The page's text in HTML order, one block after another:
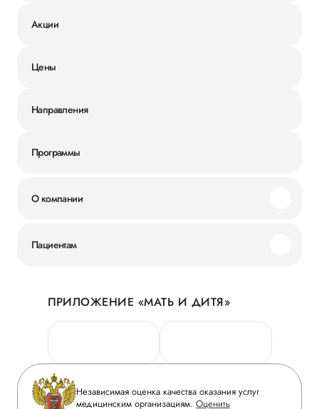
Акции
Цены
Направления
Программы
О компании
Новости
Руководство
Сотрудничество
Инвесторам
Журнал «Мать и дитя»
Пациентам
Личный кабинет
Персональные данные
Горячая линия качества
Вопрос-ответ
Приложение пациента
ПРИЛОЖЕНИЕ «МАТЬ И ДИТЯ»
Независимая оценка качества оказания услуг
медицинским организациям. Оценить